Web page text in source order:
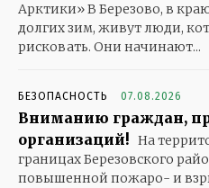
Арктики» В Березово, в
долгих зим, живут люди,
рисковать. Они начинают...
БЕЗОПАСНОСТЬ 07.08.2026
Вниманию граждан,
организаций! На
границах Березовского
повышенной пожаро- и